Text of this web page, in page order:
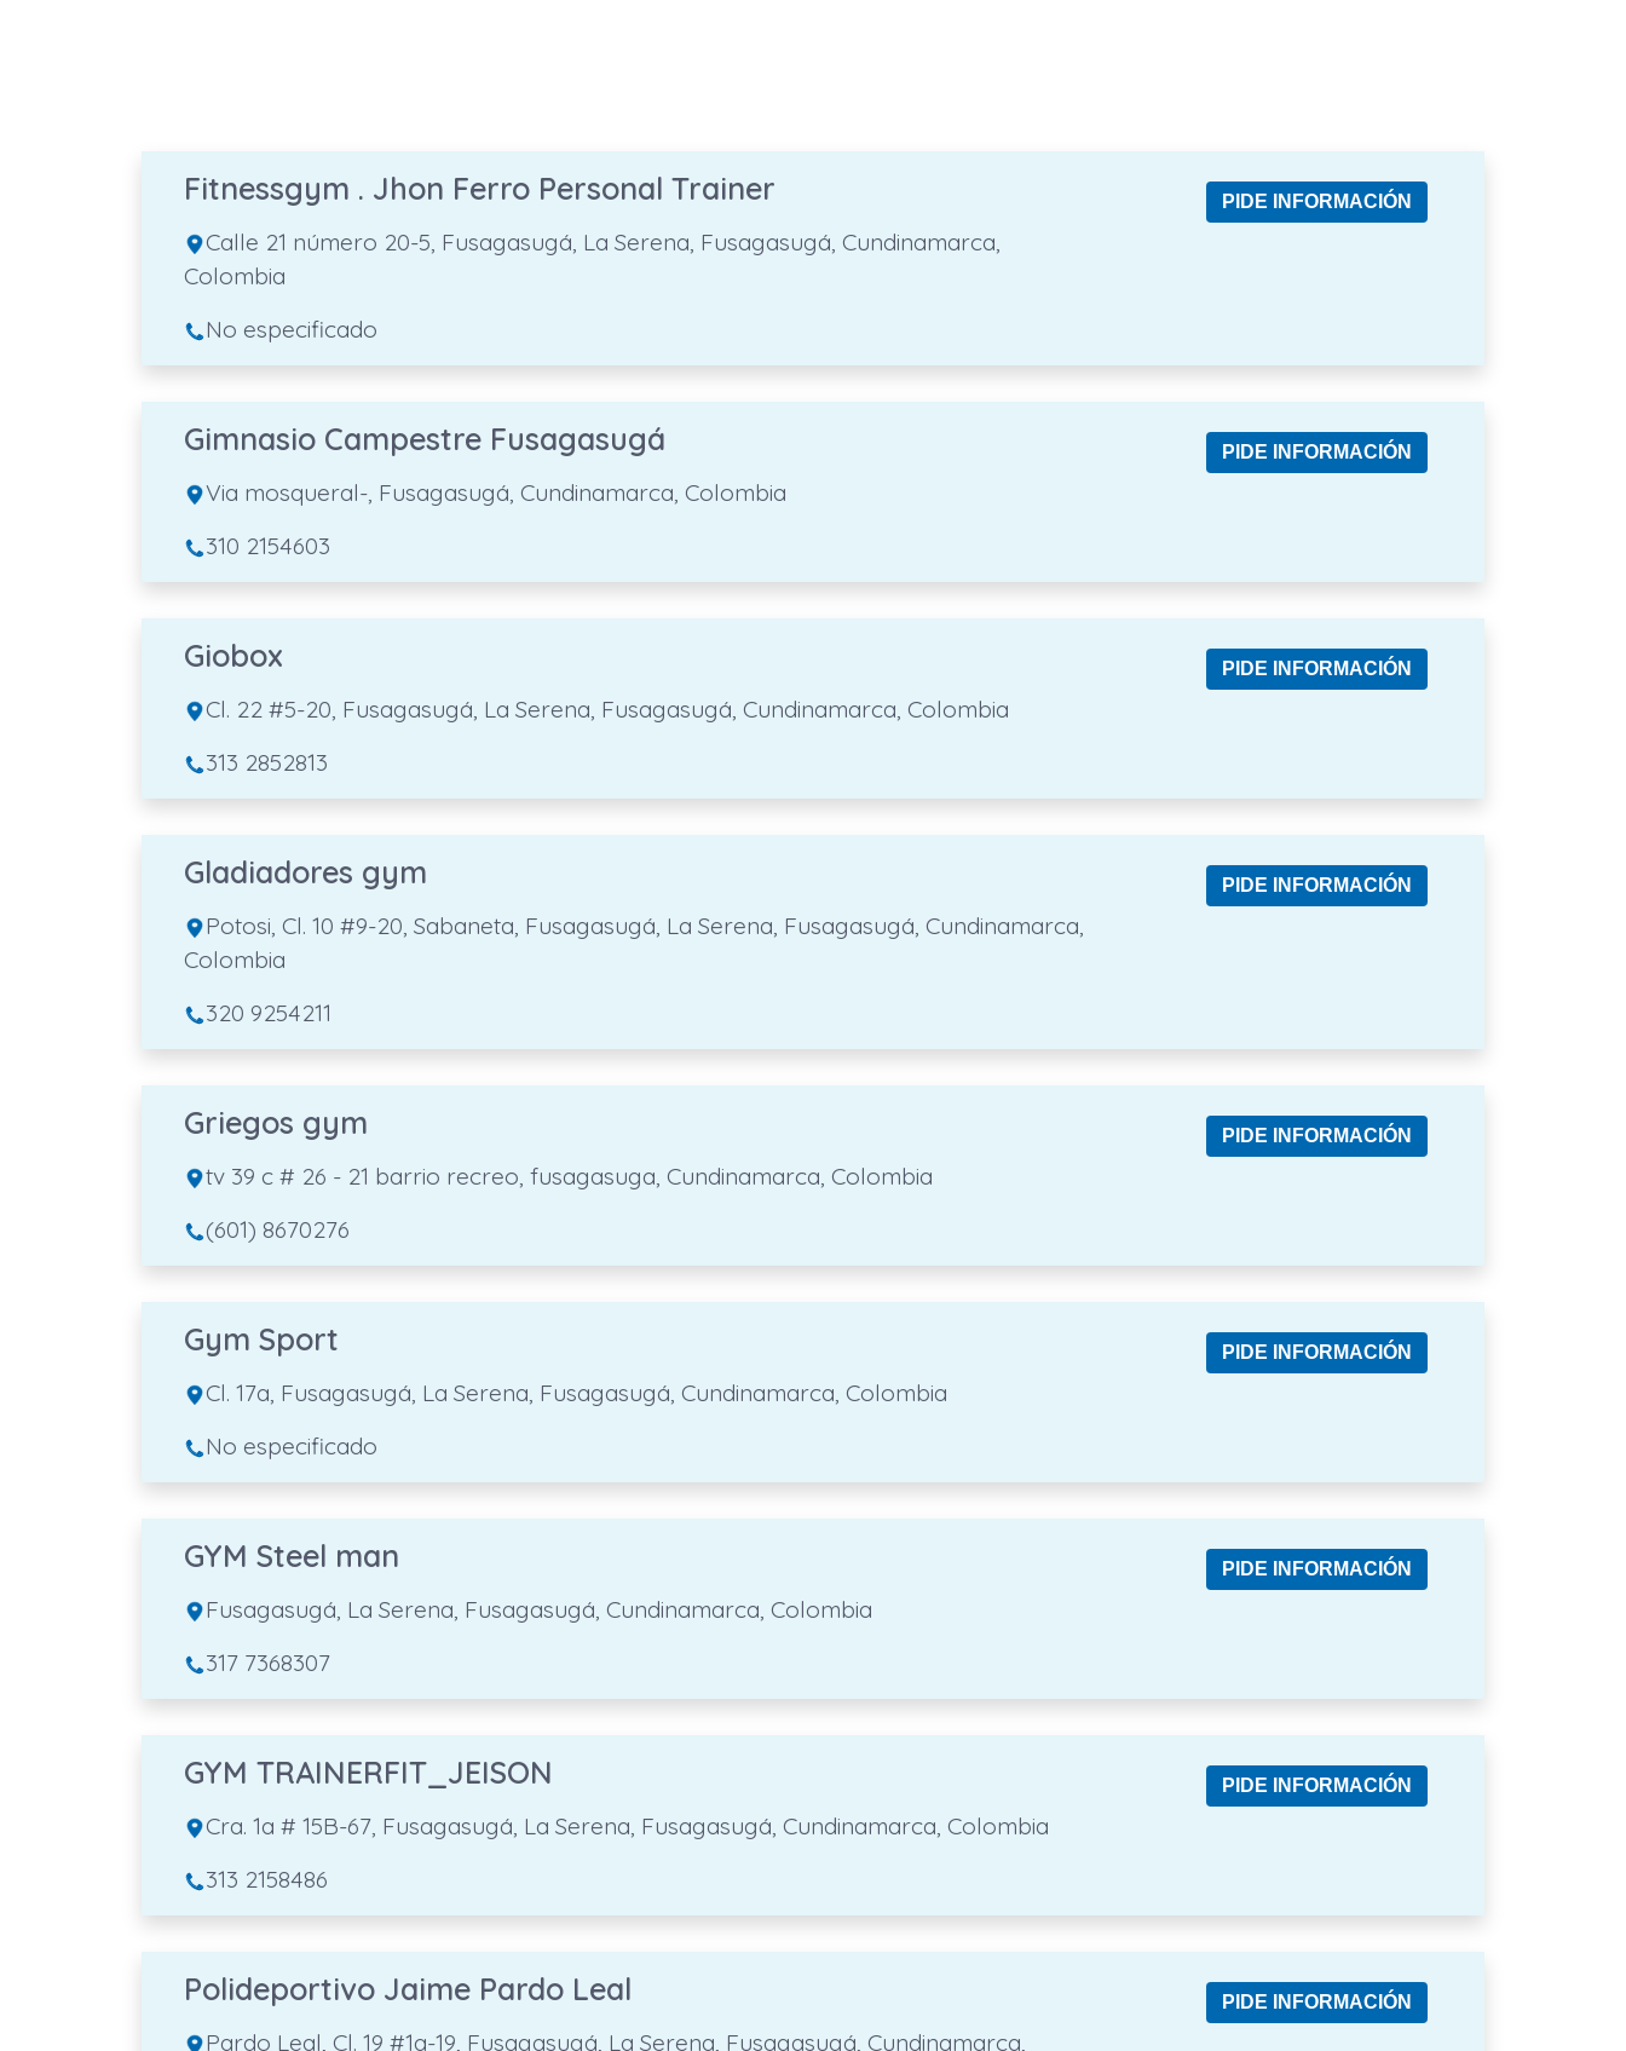
Fitnessgym . Jhon Ferro Personal Trainer
Calle 21 número 20-5, Fusagasugá, La Serena, Fusagasugá, Cundinamarca,
Colombia
No especificado
PIDE INFORMACIÓN
Gimnasio Campestre Fusagasugá
Via mosqueral-, Fusagasugá, Cundinamarca, Colombia
310 2154603
PIDE INFORMACIÓN
Giobox
Cl. 22 #5-20, Fusagasugá, La Serena, Fusagasugá, Cundinamarca, Colombia
313 2852813
PIDE INFORMACIÓN
Gladiadores gym
Potosi, Cl. 10 #9-20, Sabaneta, Fusagasugá, La Serena, Fusagasugá, Cundinamarca,
Colombia
320 9254211
PIDE INFORMACIÓN
Griegos gym
tv 39 c # 26 - 21 barrio recreo, fusagasuga, Cundinamarca, Colombia
(601) 8670276
PIDE INFORMACIÓN
Gym Sport
Cl. 17a, Fusagasugá, La Serena, Fusagasugá, Cundinamarca, Colombia
No especificado
PIDE INFORMACIÓN
GYM Steel man
Fusagasugá, La Serena, Fusagasugá, Cundinamarca, Colombia
317 7368307
PIDE INFORMACIÓN
GYM TRAINERFIT_JEISON
Cra. 1a # 15B-67, Fusagasugá, La Serena, Fusagasugá, Cundinamarca, Colombia
313 2158486
PIDE INFORMACIÓN
Polideportivo Jaime Pardo Leal
Pardo Leal, Cl. 19 #1a-19, Fusagasugá, La Serena, Fusagasugá, Cundinamarca,
PIDE INFORMACIÓN